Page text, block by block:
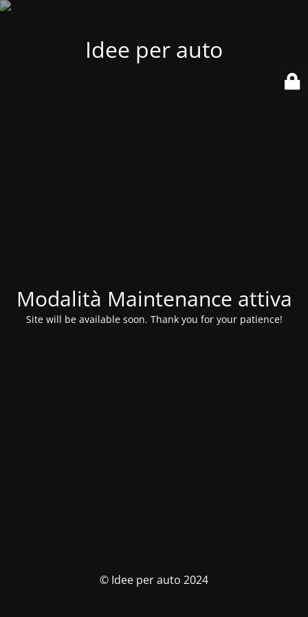
Idee per auto
Modalità Maintenance attiva
Site will be available soon. Thank you for your patience!
© Idee per auto 2024